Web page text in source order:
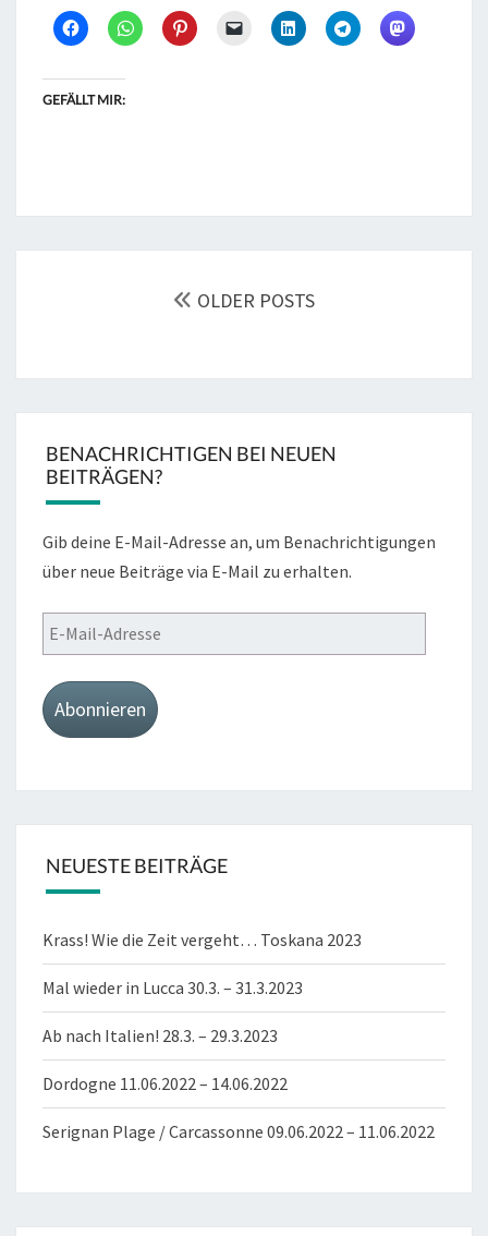
GEFÄLLT MIR:
OLDER POSTS
BENACHRICHTIGEN BEI NEUEN
BEITRÄGEN?
Gib deine E-Mail-Adresse an, um Benachrichtigungen
über neue Beiträge via E-Mail zu erhalten.
E-
Mail-
Adresse
Abonnieren
NEUESTE BEITRÄGE
Krass! Wie die Zeit vergeht… Toskana 2023
Mal wieder in Lucca 30.3. – 31.3.2023
Ab nach Italien! 28.3. – 29.3.2023
Dordogne 11.06.2022 – 14.06.2022
Serignan Plage / Carcassonne 09.06.2022 – 11.06.2022